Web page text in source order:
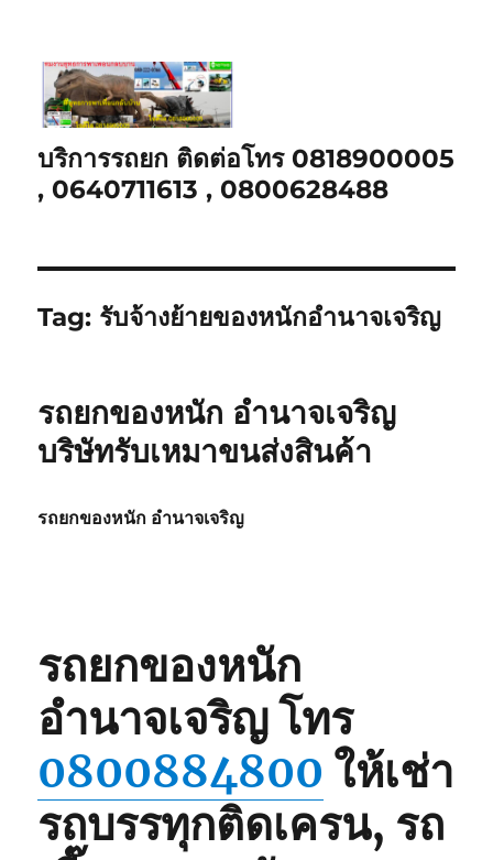
บริการรถยก ติดต่อโทร 0818900005
, 0640711613 , 0800628488
Tag: รับจ้างย้ายของหนักอำนาจเจริญ
รถยกของหนัก อำนาจเจริญ
บริษัทรับเหมาขนส่งสินค้า
รถยกของหนัก อำนาจเจริญ
รถยกของหนัก
อำนาจเจริญโทร
0800884800 ให้เช่า
รถบรรทุกติดเครน, รถ